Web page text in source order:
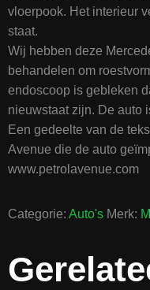
vloerpook. Het interieur
staat.
Wij hebben deze
behandelen om
endoscoop is gebleken
nieuwstaat zijn. De auto
Een gedeelte van de
Avenue die de auto
www.petrolavenue.com
Categorie: Auto's Merk: